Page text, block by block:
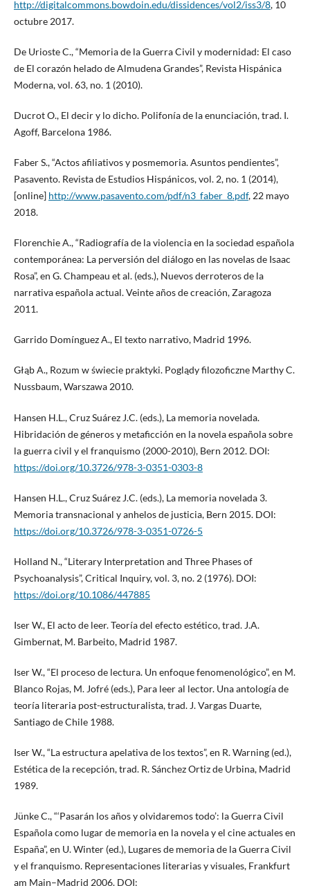
http://digitalcommons.bowdoin.edu/dissidences/vol2/iss3/8, 10
octubre 2017.
De Urioste C., “Memoria de la Guerra Civil y modernidad: El caso
de El corazón helado de Almudena Grandes”, Revista Hispánica
Moderna, vol. 63, no. 1 (2010).
Ducrot O., El decir y lo dicho. Polifonía de la enunciación, trad. I.
Agoff, Barcelona 1986.
Faber S., “Actos afiliativos y posmemoria. Asuntos pendientes”,
Pasavento. Revista de Estudios Hispánicos, vol. 2, no. 1 (2014),
[online] http://www.pasavento.com/pdf/n3_faber_8.pdf, 22 mayo
2018.
Florenchie A., “Radiografía de la violencia en la sociedad española
contemporánea: La perversión del diálogo en las novelas de Isaac
Rosa”, en G. Champeau et al. (eds.), Nuevos derroteros de la
narrativa española actual. Veinte años de creación, Zaragoza
2011.
Garrido Domínguez A., El texto narrativo, Madrid 1996.
Głąb A., Rozum w świecie praktyki. Poglądy filozoficzne Marthy C.
Nussbaum, Warszawa 2010.
Hansen H.L., Cruz Suárez J.C. (eds.), La memoria novelada.
Hibridación de géneros y metaficción en la novela española sobre
la guerra civil y el franquismo (2000-2010), Bern 2012. DOI:
https://doi.org/10.3726/978-3-0351-0303-8
Hansen H.L., Cruz Suárez J.C. (eds.), La memoria novelada 3.
Memoria transnacional y anhelos de justicia, Bern 2015. DOI:
https://doi.org/10.3726/978-3-0351-0726-5
Holland N., “Literary Interpretation and Three Phases of
Psychoanalysis”, Critical Inquiry, vol. 3, no. 2 (1976). DOI:
https://doi.org/10.1086/447885
Iser W., El acto de leer. Teoría del efecto estético, trad. J.A.
Gimbernat, M. Barbeito, Madrid 1987.
Iser W., “El proceso de lectura. Un enfoque fenomenológico”, en M.
Blanco Rojas, M. Jofré (eds.), Para leer al lector. Una antología de
teoría literaria post-estructuralista, trad. J. Vargas Duarte,
Santiago de Chile 1988.
Iser W., “La estructura apelativa de los textos”, en R. Warning (ed.),
Estética de la recepción, trad. R. Sánchez Ortiz de Urbina, Madrid
1989.
Jünke C., “‘Pasarán los años y olvidaremos todo’: la Guerra Civil
Española como lugar de memoria en la novela y el cine actuales en
España”, en U. Winter (ed.), Lugares de memoria de la Guerra Civil
y el franquismo. Representaciones literarias y visuales, Frankfurt
am Main–Madrid 2006. DOI: